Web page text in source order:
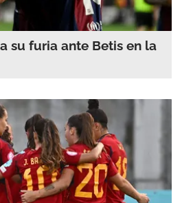
su furia ante Betis en la